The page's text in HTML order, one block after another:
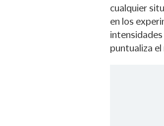
cualquier
en los
puntualiza el